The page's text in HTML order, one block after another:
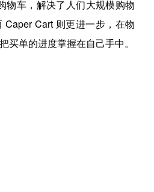
物车，解决了人们大规模购物
Cart 则更进一步，在物
买单的进度掌握在自己手中。